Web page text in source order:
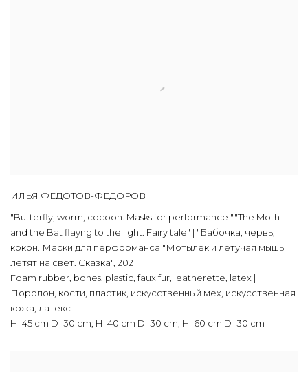
ИЛЬЯ ФЕДОТОВ-ФЁДОРОВ
"Butterfly, worm, cocoon. Masks for performance ""The Moth
and the Bat flayng to the light. Fairy tale" | "Бабочка, червь,
кокон. Маски для перформанса "Мотылёк и летучая мышь
летят на свет. Сказка", 2021
Foam rubber, bones, plastic, faux fur, leatherette, latex |
Поролон, кости, пластик, искусственный мех, искусственная
кожа, латекс
H=45 cm D=30 cm; H=40 cm D=30 cm; H=60 cm D=30 cm